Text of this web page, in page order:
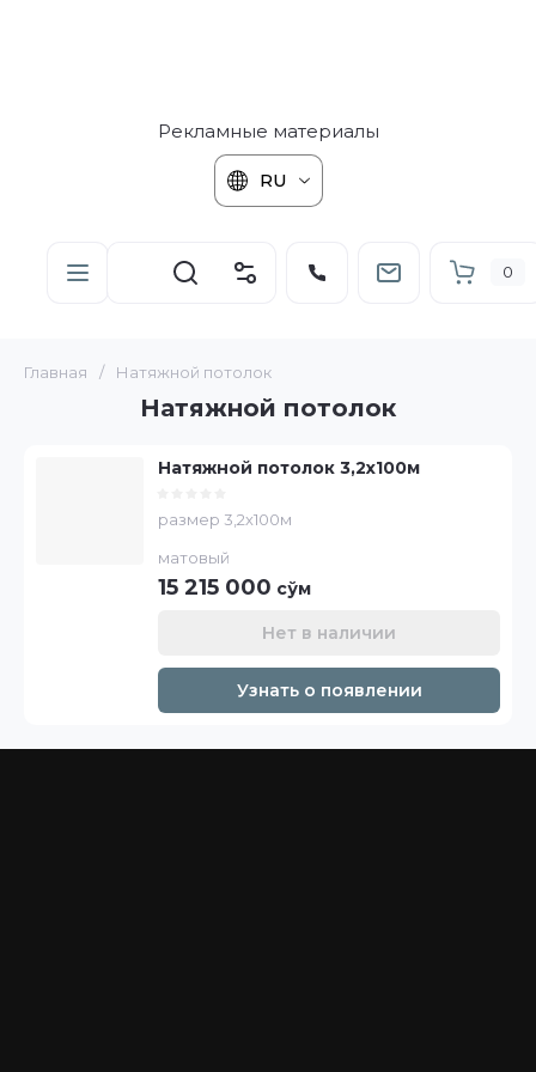
Рекламные материалы
RU
0
Главная / Натяжной потолок
Натяжной потолок
Натяжной потолок 3,2х100м
размер 3,2х100м
матовый
15 215 000 сўм
Нет в наличии
Узнать о появлении